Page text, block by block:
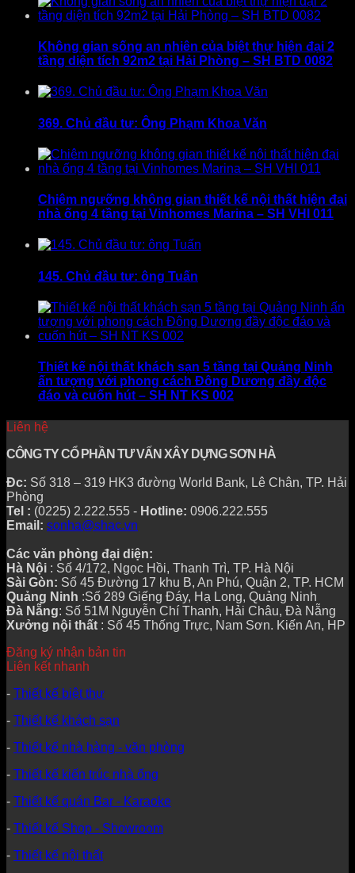
Không gian sống an nhiên của biệt thự hiện đại 2
tầng diện tích 92m2 tại Hải Phòng – SH BTD 0082
369. Chủ đầu tư: Ông Phạm Khoa Văn
Chiêm ngưỡng không gian thiết kế nội thất hiện đại
nhà ống 4 tầng tại Vinhomes Marina – SH VHI 011
145. Chủ đầu tư: ông Tuấn
Thiết kế nội thất khách sạn 5 tầng tại Quảng Ninh
ấn tượng với phong cách Đông Dương đầy độc
đáo và cuốn hút – SH NT KS 002
Liên hệ
CÔNG TY CỔ PHẦN TƯ VẤN XÂY DỰNG SƠN HÀ
Đc: Số 318 – 319 HK3 đường World Bank, Lê Chân, TP. Hải
Phòng
Tel : (0225) 2.222.555 - Hotline: 0906.222.555
Email: sonha@shac.vn
Các văn phòng đại diện:
Hà Nội : Số 4/172, Ngọc Hồi, Thanh Trì, TP. Hà Nội
Sài Gòn: Số 45 Đường 17 khu B, An Phú, Quận 2, TP. HCM
Quảng Ninh :Số 289 Giếng Đáy, Hạ Long, Quảng Ninh
Đà Nẵng: Số 51M Nguyễn Chí Thanh, Hải Châu, Đà Nẵng
Xưởng nội thất : Số 45 Thống Trực, Nam Sơn. Kiến An, HP
Đăng ký nhận bản tin
Liên kết nhanh
- Thiết kế biệt thự
- Thiết kế khách sạn
- Thiết kế nhà hàng - văn phòng
- Thiết kế kiến trúc nhà ống
- Thiết kế quán Bar - Karaoke
- Thiết kế Shop - Showroom
- Thiết kế nội thất